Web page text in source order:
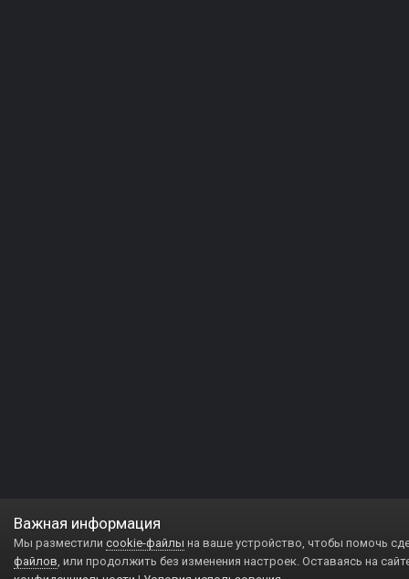
Важная информация
Мы разместили cookie-файлы на ваше устройство, чтобы помочь
файлов, или продолжить без изменения настроек. Оставаясь на